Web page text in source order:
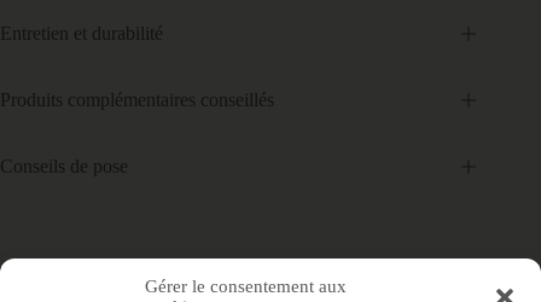
Gérer le consentement aux
Entretien et durabilité
Produits complémentaires conseillés
Conseils de pose